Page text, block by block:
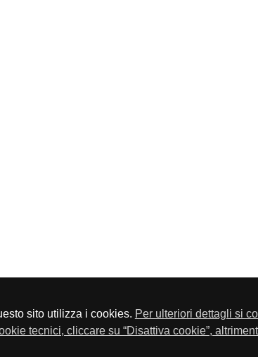
sito utilizza i cookies. Per ulteriori dettagli si
tecnici, cliccare su “Disattiva cookie”,
- Telefono 030-23076 - Fax 030-2304108